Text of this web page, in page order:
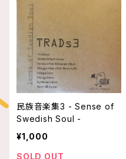
民族音楽集3 - Sense of
Swedish Soul -
¥1,000
SOLD OUT